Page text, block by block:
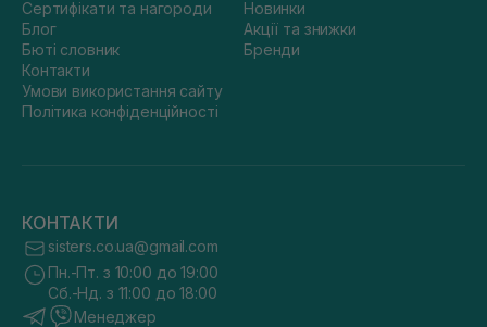
Сертифікати та нагороди
Блог
Бюті словник
Контакти
Умови використання сайту
Політика конфіденційності
Новинки
Акції та знижки
Бренди
КОНТАКТИ
sisters.co.ua@gmail.com
Пн.-Пт. з 10:00 до 19:00
Сб.-Нд. з 11:00 до 18:00
Менеджер